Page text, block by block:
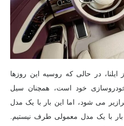
ایلنا، در حالی که روسیه این روزها
خود است، همچنان سیل
می شود، اما این بار با یک مدل
با یک مدل معمولی طرف نیستیم.